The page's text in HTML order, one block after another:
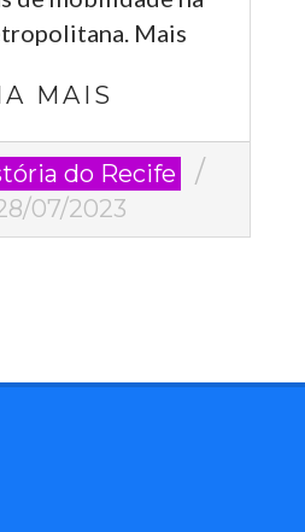
Mais
MAIS
do Recife
07/2023